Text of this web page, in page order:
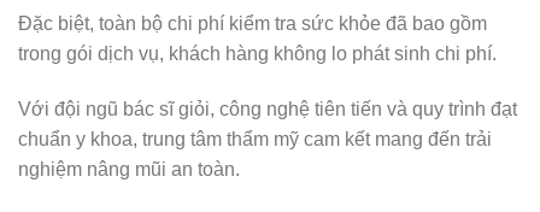
Đặc biệt, toàn bộ chi phí kiểm tra sức khỏe đã bao gồm
trong gói dịch vụ, khách hàng không lo phát sinh chi phí.
Với đội ngũ bác sĩ giỏi, công nghệ tiên tiến và quy trình đạt
chuẩn y khoa, trung tâm thẩm mỹ cam kết mang đến trải
nghiệm nâng mũi an toàn.